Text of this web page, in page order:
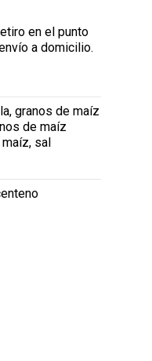
en el punto
a domicilio.
granos de maíz
de maíz
sal